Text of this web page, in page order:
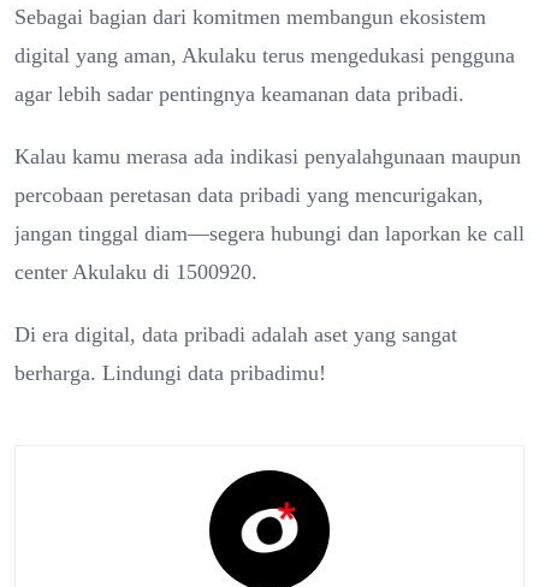
Sebagai bagian dari komitmen membangun ekosistem
digital yang aman, Akulaku terus mengedukasi pengguna
agar lebih sadar pentingnya keamanan data pribadi.
Kalau kamu merasa ada indikasi penyalahgunaan maupun
percobaan peretasan data pribadi yang mencurigakan,
jangan tinggal diam—segera hubungi dan laporkan ke call
center Akulaku di 1500920.
Di era digital, data pribadi adalah aset yang sangat
berharga. Lindungi data pribadimu!